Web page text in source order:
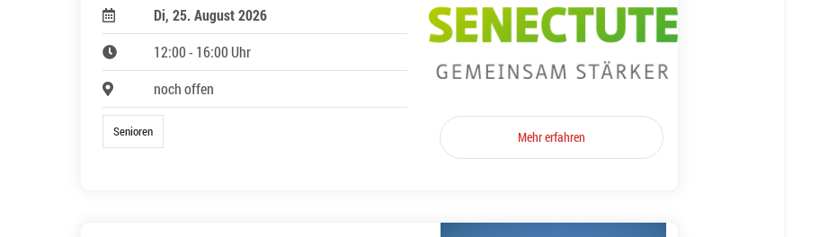
Di, 25. August 2026
12:00 - 16:00 Uhr
noch offen
Senioren Mehr erfahren